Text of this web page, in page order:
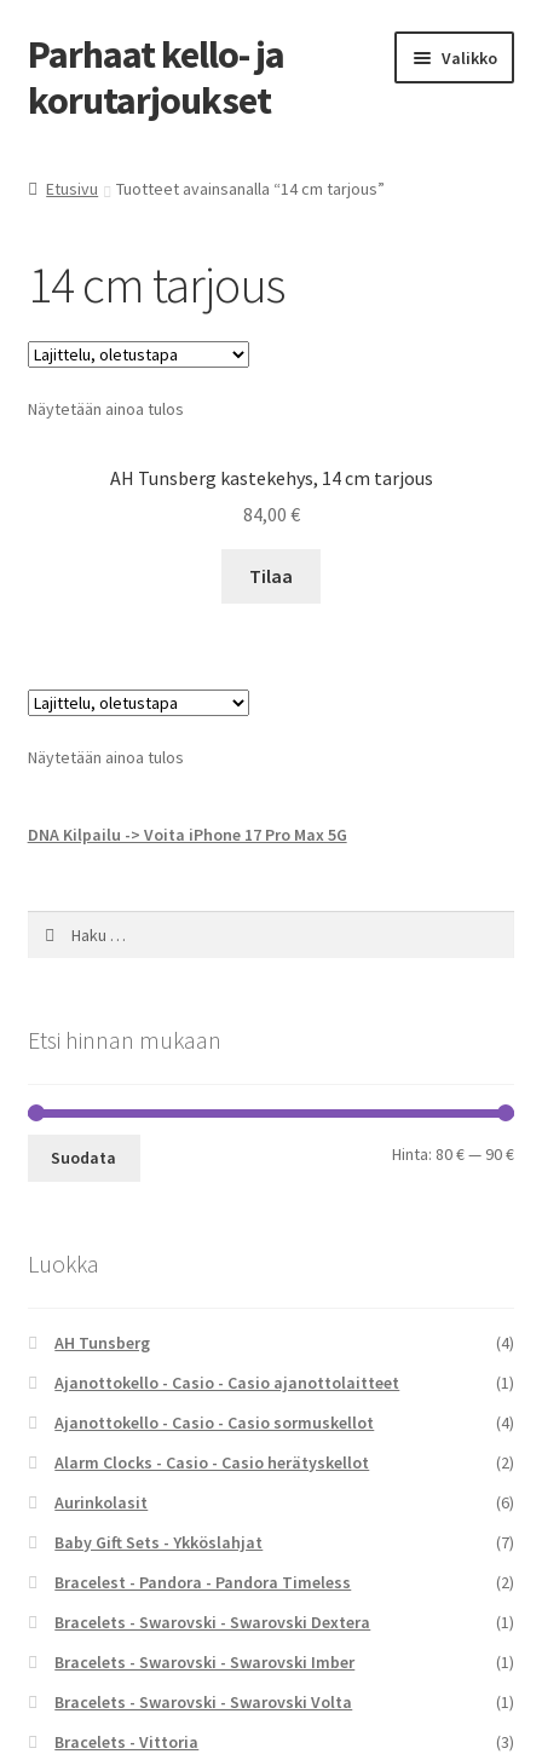
Siirry
navigointiin
Siirry
sisältöön
Parhaat kello- ja
korutarjoukset
Valikko
Etusivu Tuotteet avainsanalla “14 cm tarjous”
14 cm tarjous
Näytetään ainoa tulos
AH Tunsberg kastekehys, 14 cm tarjous
84,00 €
Tilaa
Näytetään ainoa tulos
DNA Kilpailu -> Voita iPhone 17 Pro Max 5G
Etsi hinnan mukaan
Suodata Hinta: 80 €— 90 €
Luokka
AH Tunsberg
(4)
Ajanottokello - Casio - Casio ajanottolaitteet
(1)
Ajanottokello - Casio - Casio sormuskellot
(4)
Alarm Clocks - Casio - Casio herätyskellot
(2)
Aurinkolasit
(6)
Baby Gift Sets - Ykköslahjat
(7)
Bracelest - Pandora - Pandora Timeless
(2)
Bracelets - Swarovski - Swarovski Dextera
(1)
Bracelets - Swarovski - Swarovski Imber
(1)
Bracelets - Swarovski - Swarovski Volta
(1)
Bracelets - Vittoria
(3)